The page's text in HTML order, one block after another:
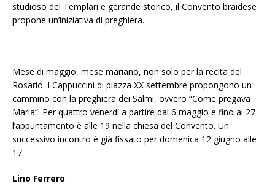
studioso dei Templari e gerande storico, il Convento braidese
propone un’iniziativa di preghiera.
Mese di maggio, mese mariano, non solo per la recita del
Rosario. I Cappuccini di piazza XX settembre propongono un
cammino con la preghiera dei Salmi, ovvero “Come pregava
Maria”. Per quattro venerdì a partire dal 6 maggio e fino al 27
l’appuntamento è alle 19 nella chiesa del Convento. Un
successivo incontro è già fissato per domenica 12 giugno alle
17.
Lino Ferrero